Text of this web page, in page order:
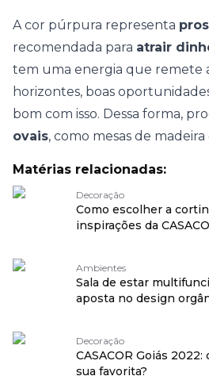
A cor púrpura representa
recomendada para atrair
tem uma energia que remete
horizontes, boas
bom com isso. Dessa forma,
ovais, como mesas de madeira
Matérias relacionadas:
Decoração
Como escolher a
inspirações da
Ambientes
Sala de estar
aposta no design
Decoração
CASACOR Goiás
sua favorita?